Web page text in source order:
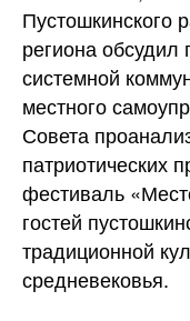
Пустошкинского
региона обсудил
системной
местного
Совета
патриотических
фестиваль
гостей
традиционной
средневековья.